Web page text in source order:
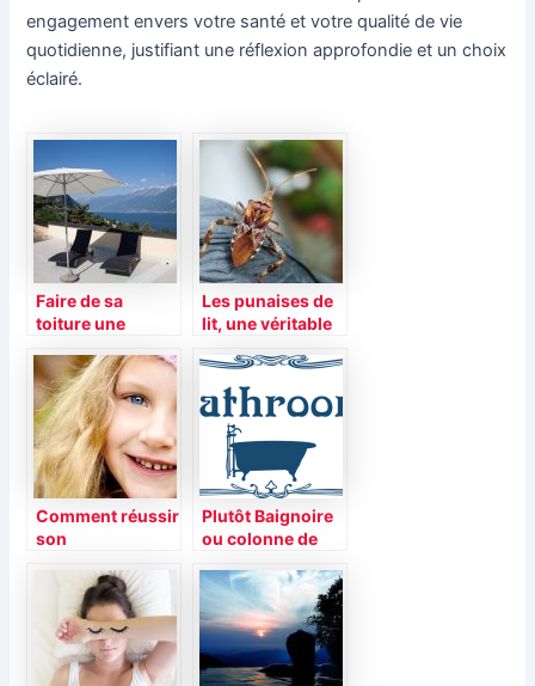
engagement envers votre santé et votre qualité de vie
quotidienne, justifiant une réflexion approfondie et un choix
éclairé.
Faire de sa
toiture une
ou mauvaise
idée?
Les punaises de
lit, une véritable
Comment réussir
son
avec les enfants?
Plutôt Baignoire
ou colonne de